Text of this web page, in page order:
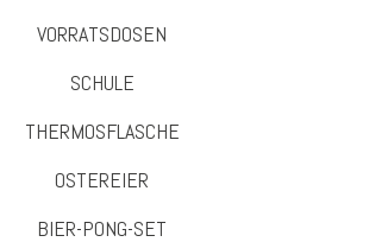
VORRATSDOSEN
SCHULE
THERMOSFLASCHE
OSTEREIER
BIER-PONG-SET